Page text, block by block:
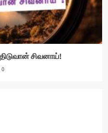
சிவனாய்!
0